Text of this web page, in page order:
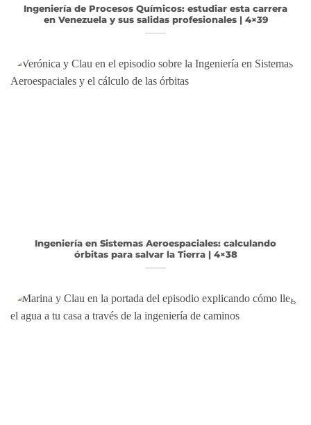
Ingeniería de Procesos Químicos: estudiar esta carrera
en Venezuela y sus salidas profesionales | 4×39
Ingeniería en Sistemas Aeroespaciales: calculando
órbitas para salvar la Tierra | 4×38